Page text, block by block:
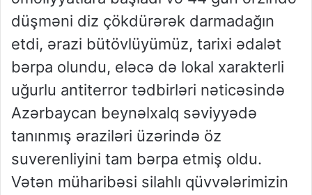
düşməni diz çökdürərək darmadağın
etdi, ərazi bütövlüyümüz, tarixi ədalət
bərpa olundu, eləcə də lokal xarakterli
uğurlu antiterror tədbirləri nəticəsində
Azərbaycan beynəlxalq səviyyədə
tanınmış əraziləri üzərində öz
suverenliyini tam bərpa etmiş oldu.
Vətən müharibəsi silahlı qüvvələrimizin